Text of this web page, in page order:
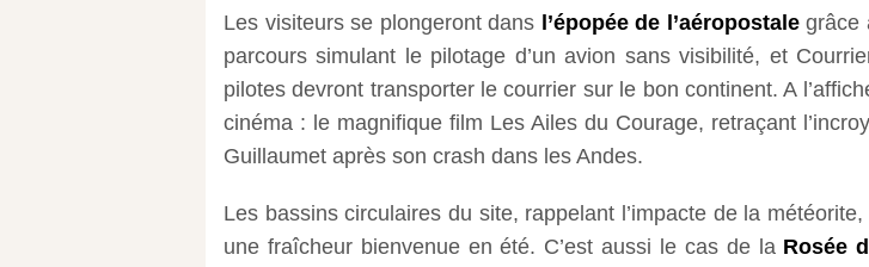
Les visiteurs se plongeront dans l’épopée de l’aéropostalegrâce
parcours simulant le pilotage d’un avion sans visibilité, et
pilotes devront transporter le courrier sur le bon continent. A
cinéma : le magnifique film Les Ailes du Courage, retraçant
Guillaumet après son crash dans les Andes.
Les bassins circulaires du site, rappelant l’impacte de la
une fraîcheur bienvenue en été. C’est aussi le cas de la Rosée